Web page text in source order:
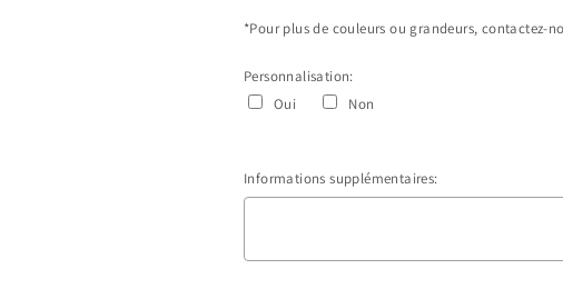
*Pour plus de couleurs ou grandeurs, contactez-
Personnalisation:
Oui
Non
Informations supplémentaires: